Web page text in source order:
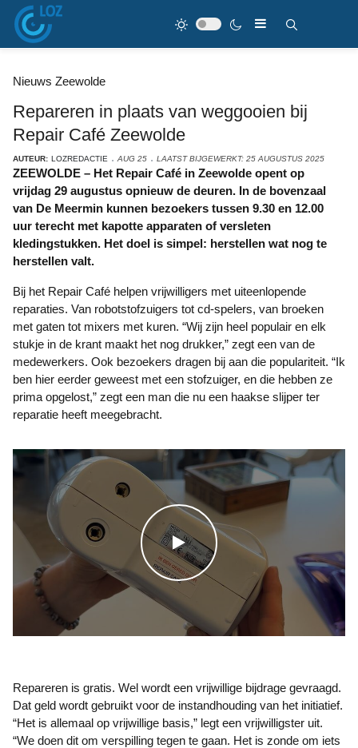
Nieuws Zeewolde
Repareren in plaats van weggooien bij
Repair Café Zeewolde
AUTEUR: LOZREDACTIE AUG 25 LAATST BIJGEWERKT: 25 AUGUSTUS 2025
ZEEWOLDE – Het Repair Café in Zeewolde opent op
vrijdag 29 augustus opnieuw de deuren. In de bovenzaal
van De Meermin kunnen bezoekers tussen 9.30 en 12.00
uur terecht met kapotte apparaten of versleten
kledingstukken. Het doel is simpel: herstellen wat nog te
herstellen valt.
Bij het Repair Café helpen vrijwilligers met uiteenlopende
reparaties. Van robotstofzuigers tot cd-spelers, van broeken
met gaten tot mixers met kuren. “Wij zijn heel populair en elk
stukje in de krant maakt het nog drukker,” zegt een van de
medewerkers. Ook bezoekers dragen bij aan die populariteit. “Ik
ben hier eerder geweest met een stofzuiger, en die hebben ze
prima opgelost,” zegt een man die nu een haakse slijper ter
reparatie heeft meegebracht.
WATCH THE VIDEO
Repareren is gratis. Wel wordt een vrijwillige bijdrage gevraagd.
Dat geld wordt gebruikt voor de instandhouding van het initiatief.
“Het is allemaal op vrijwillige basis,” legt een vrijwilligster uit.
“We doen dit om verspilling tegen te gaan. Het is zonde om iets